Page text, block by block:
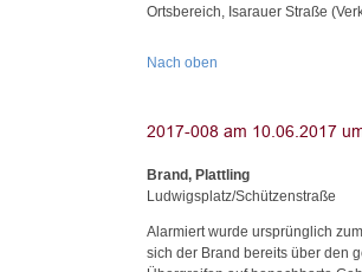
Ortsbereich, Isarauer Straße
Nach oben
Brand, Plattling
Ludwigsplatz/Schützenstraße
Alarmiert wurde ursprünglich
sich der Brand bereits über den